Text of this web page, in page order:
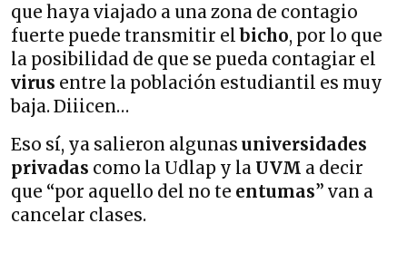
que haya viajado a una zona de contagio
fuerte puede transmitir elbicho, por lo que
la posibilidad de que se pueda contagiar el
virus entre la población estudiantil es muy
baja. Diiicen…
Eso sí, ya salieron algunas universidades
privadas como la Udlap y la UVM a decir
que “por aquello del no te entumas” van a
cancelar clases.